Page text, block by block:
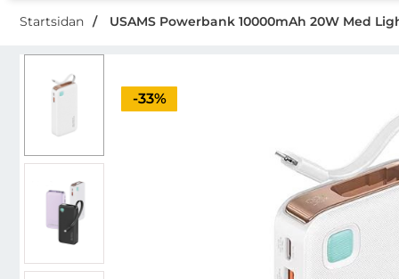
Startsidan USAMS Powerbank 10000mAh 20W Med
Priset är nedsatt med
-33%